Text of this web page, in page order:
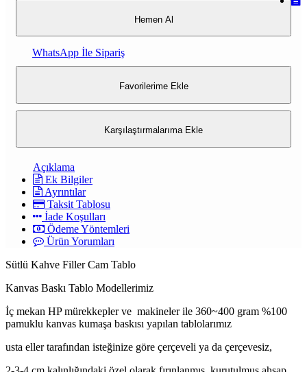
Hemen Al
WhatsApp İle Sipariş
Favorilerime Ekle
Karşılaştırmalarıma Ekle
Açıklama
Ek Bilgiler
Ayrıntılar
Taksit Tablosu
İade Koşulları
Ödeme Yöntemleri
Ürün Yorumları
Sütlü Kahve Filler Cam Tablo
Kanvas Baskı Tablo Modellerimiz
İç mekan HP mürekkepler ve makineler ile 360~400 gram %100
pamuklu kanvas kumaşa baskısı yapılan tablolarımız
usta eller tarafından isteğinize göre çerçeveli ya da çerçevesiz,